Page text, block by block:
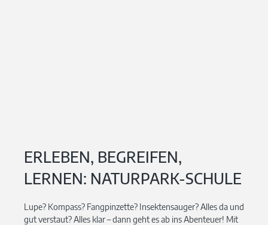
ERLEBEN, BEGREIFEN,
LERNEN: NATURPARK-SCHULE
Lupe? Kompass? Fangpinzette? Insektensauger? Alles da und
gut verstaut? Alles klar – dann geht es ab ins Abenteuer! Mit